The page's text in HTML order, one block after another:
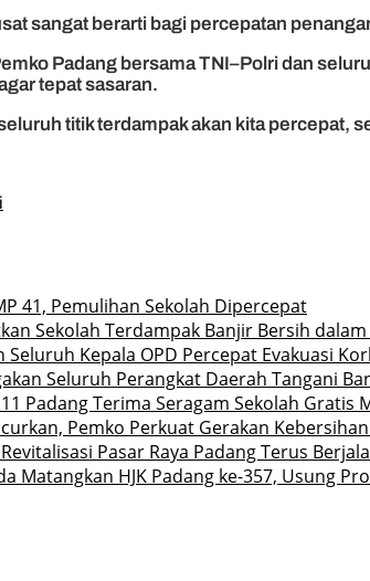
sangat berarti bagi percepatan
Padang bersama TNI–Polri dan
tepat sasaran.
titik terdampak akan kita percepat,
41, Pemulihan Sekolah Dipercepat
Sekolah Terdampak Banjir Bersih
Seluruh Kepala OPD Percepat Evakuasi
Seluruh Perangkat Daerah Tangani
Padang Terima Seragam Sekolah Gratis
Pemko Perkuat Gerakan
Pasar Raya Padang Terus
Matangkan HJK Padang ke-357, Usung